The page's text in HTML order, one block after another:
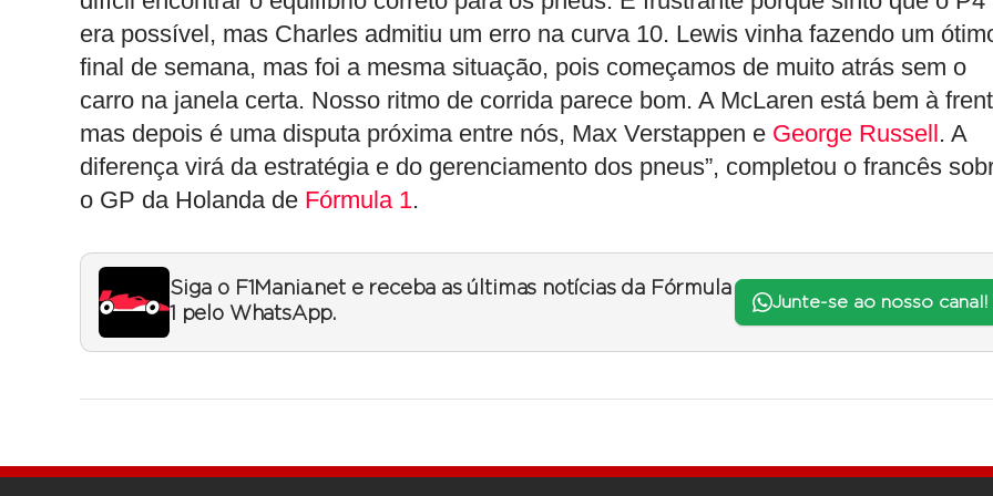
era possível, mas Charles admitiu um erro na curva 10. Lewis vinha fazendo um
final de semana, mas foi a mesma situação, pois começamos de muito atrás sem o
carro na janela certa. Nosso ritmo de corrida parece bom. A McLaren está bem à
mas depois é uma disputa próxima entre nós, Max Verstappen e George Russell. A
diferença virá da estratégia e do gerenciamento dos pneus”, completou o francês
o GP da Holanda de Fórmula 1.
Siga o F1Mania.net e receba as últimas notícias da Fórmula
1 pelo WhatsApp.
Junte-se ao nosso canal!